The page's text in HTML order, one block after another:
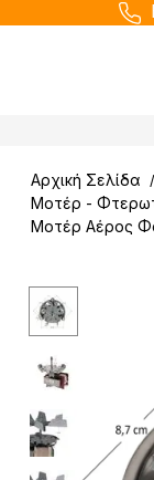
Αρχική Σελίδα /
Μοτέρ -
Μοτέρ Αέρος